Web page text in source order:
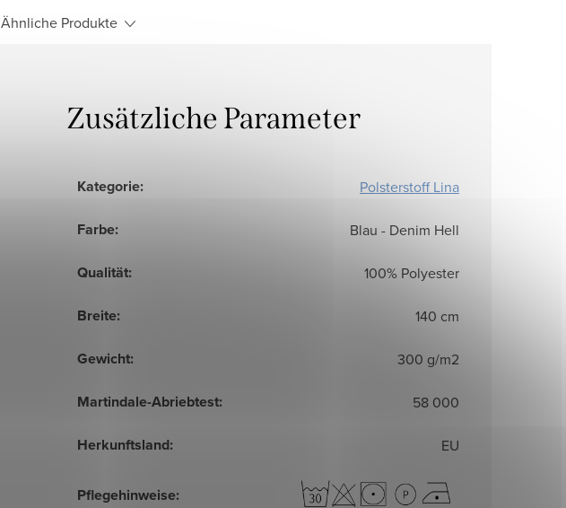
Ähnliche Produkte
Zusätzliche Parameter
Kategorie: Polsterstoff Lina
Farbe: Blau - Denim Hell
Qualität: 100% Polyester
Breite: 140 cm
Gewicht: 300 g/m2
Martindale-Abriebtest: 58 000
Herkunftsland: EU
Pflegehinweise: